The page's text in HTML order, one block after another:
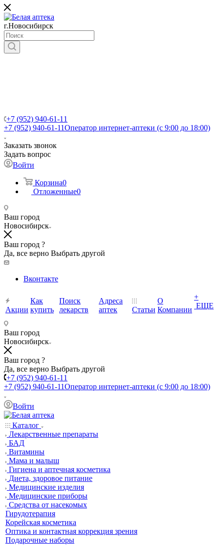
г.Новосибирск
+7 (952) 940-61-11
+7 (952) 940-61-11Оператор интернет-аптеки (с 9:00 до 18:00)
Заказать звонок
Задать вопрос
Войти
Корзина0
Отложенные0
Ваш город
Новосибирск
Ваш город ?
Да, все верно Выбрать другой
Вконтакте
Акции
Как
купить
Поиск
лекарств
Адреса
аптек
Статьи
О
Компании
+
ЕЩЕ
Ваш город
Новосибирск
Ваш город ?
Да, все верно Выбрать другой
+7 (952) 940-61-11
+7 (952) 940-61-11Оператор интернет-аптеки (с 9:00 до 18:00)
Войти
Каталог
Лекарственные препараты
БАД
Витамины
Мама и малыш
Гигиена и аптечная косметика
Диета, здоровое питание
Медицинские изделия
Медицинские приборы
Средства от насекомых
Гирудотерапия
Корейская косметика
Оптика и контактная коррекция зрения
Подарочные наборы